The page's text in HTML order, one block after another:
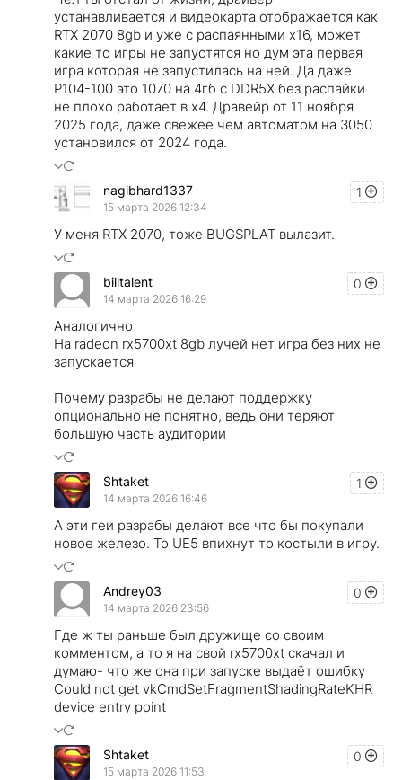
устанавливается и видеокарта отображается как
RTX 2070 8gb и уже с распаянными х16, может
какие то игры не запустятся но дум эта первая
игра которая не запустилась на ней. Да даже
P104-100 это 1070 на 4гб с DDR5X без распайки
не плохо работает в х4. Дравейр от 11 ноября
2025 года, даже свежее чем автоматом на 3050
установился от 2024 года.
1
nagibhard1337
15 марта 2026 12:34
У меня RTX 2070, тоже BUGSPLAT вылазит.
0
billtalent
14 марта 2026 16:29
Аналогично
На radeon rx5700xt 8gb лучей нет игра без них не
запускается
Почему разрабы не делают поддержку
опционально не понятно, ведь они теряют
большую часть аудитории
1
Shtaket
14 марта 2026 16:46
А эти геи разрабы делают все что бы покупали
новое железо. То UE5 впихнут то костыли в игру.
0
Andrey03
14 марта 2026 23:56
Где ж ты раньше был дружище со своим
комментом, а то я на свой rx5700xt скачал и
думаю- что же она при запуске выдаёт ошибку
Could not get vkCmdSetFragmentShadingRateKHR
device entry point
0
Shtaket
15 марта 2026 11:53